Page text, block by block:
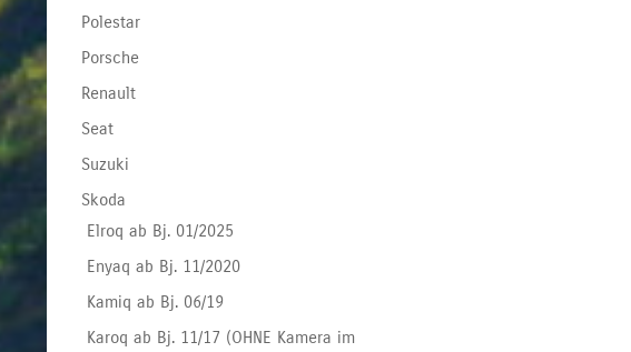
Polestar
Porsche
Renault
Seat
Suzuki
Skoda
Elroq ab Bj. 01/2025
Enyaq ab Bj. 11/2020
Kamiq ab Bj. 06/19
Karoq ab Bj. 11/17 (OHNE Kamera im